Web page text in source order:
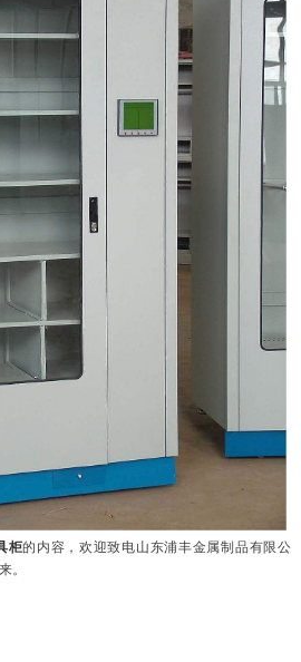
柜的内容，欢迎致电山东浦丰金属制品有限公
。